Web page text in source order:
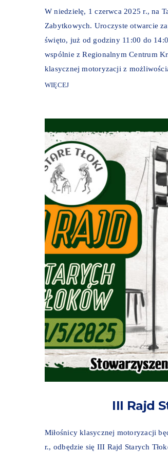
W niedzielę, 1 czerwca 2025 r., na
Zabytkowych. Uroczyste otwarcie
święto, już od godziny 11:00 do
wspólnie z Regionalnym Centrum
klasycznej motoryzacji z
WIĘCEJ
III Rajd
Miłośnicy klasycznej motoryzacji
r., odbędzie się III Rajd Starych